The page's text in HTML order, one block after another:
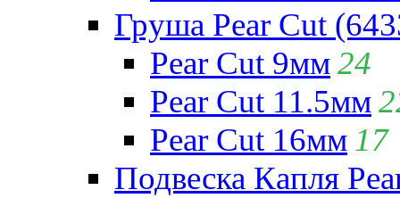
Груша Pear Cut
Pear Cut 9мм24
Pear Cut 11.5мм
Pear Cut 16мм 17
Подвеска Капля